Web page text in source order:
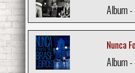
Album -
Nunca
Album -